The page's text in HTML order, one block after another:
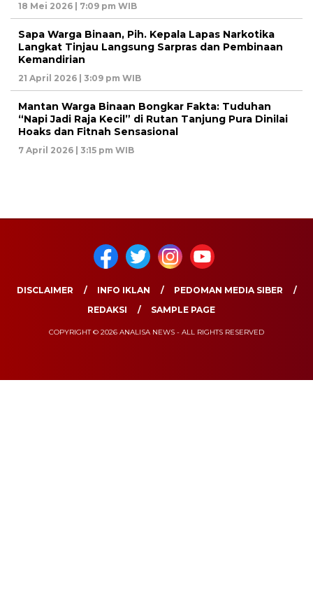
18 Mei 2026 | 7:09 pm WIB
Sapa Warga Binaan, Pih. Kepala Lapas Narkotika
Langkat Tinjau Langsung Sarpras dan Pembinaan
Kemandirian
21 April 2026 | 3:09 pm WIB
Mantan Warga Binaan Bongkar Fakta: Tuduhan
“Napi Jadi Raja Kecil” di Rutan Tanjung Pura Dinilai
Hoaks dan Fitnah Sensasional
7 April 2026 | 3:15 pm WIB
DISCLAIMER INFO IKLAN
PEDOMAN MEDIA SIBER
REDAKSI
SAMPLE PAGE
COPYRIGHT © 2026 ANALISA NEWS - ALL RIGHTS RESERVED